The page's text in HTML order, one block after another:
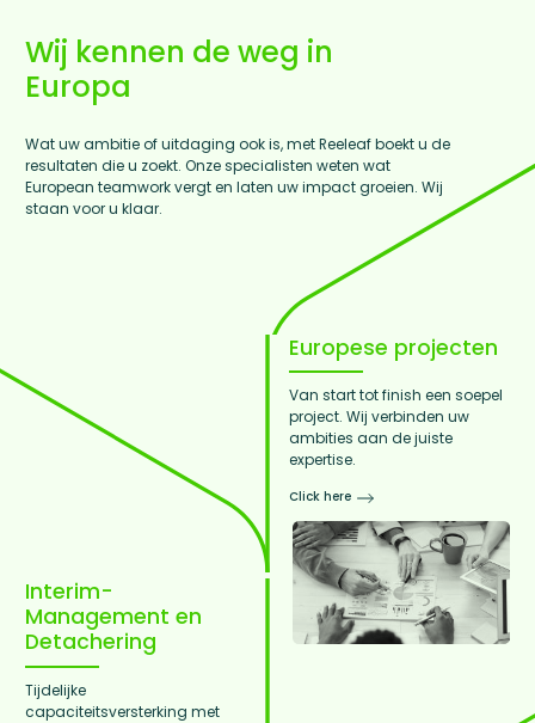
Wij kennen de weg in
Europa
Wat uw ambitie of uitdaging ook is, met Reeleaf boekt u de
resultaten die u zoekt. Onze specialisten weten wat
European teamwork vergt en laten uw impact groeien. Wij
staan voor u klaar.
Europese projecten
Van start tot finish een soepel
project. Wij verbinden uw
ambities aan de juiste
expertise.
Click here
Interim-
Management en
Detachering
Tijdelijke
capaciteitsversterking met